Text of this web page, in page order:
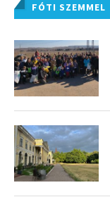
FÓTI SZEMMEL